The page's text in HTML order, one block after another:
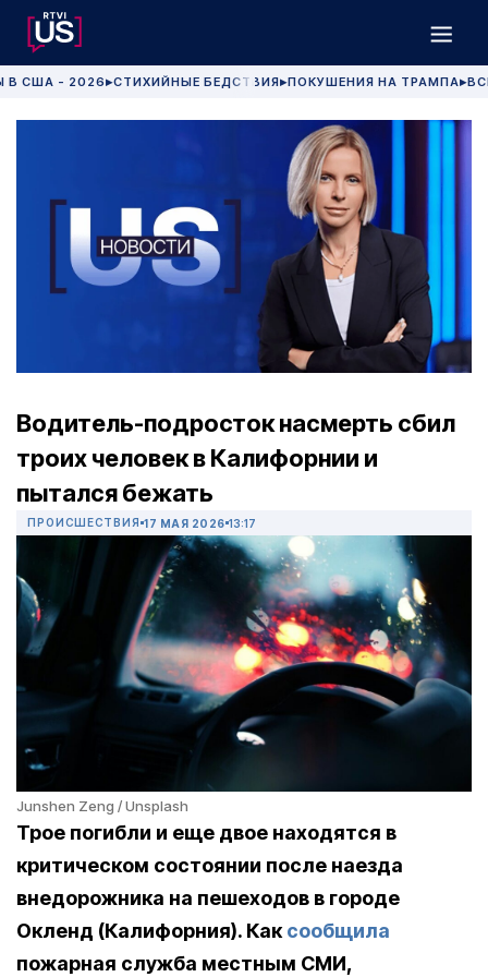
В США - 2026 ▶СТИХИЙНЫЕ БЕДСТВИЯ▶ПОКУШЕНИЯ НА ТРАМПА▶
Водитель-подросток насмерть сбил
троих человек в Калифорнии и
пытался бежать
ПРОИСШЕСТВИЯ 17 МАЯ 2026 13:17
Junshen Zeng / Unsplash
Трое погибли и еще двое находятся в
критическом состоянии после наезда
внедорожника на пешеходов в городе
Окленд (Калифорния). Каксообщила
пожарная служба местным СМИ,